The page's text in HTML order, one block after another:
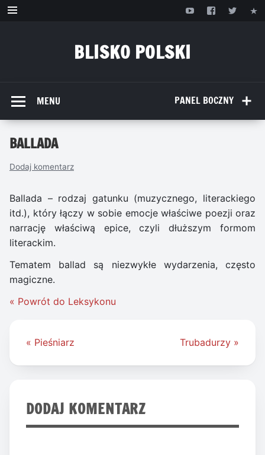
Przejdź
BLISKO POLSKI
PANEL BOCZNY
MENU
BALLADA
Dodaj komentarz
Ballada – rodzaj gatunku (muzycznego, literackiego
itd.), który łączy w sobie emocje właściwe poezji oraz
narrację właściwą epice, czyli dłuższym formom
literackim.
Tematem ballad są niezwykłe wydarzenia, często
magiczne.
« Powrót do Leksykonu
Nawigacja
« Pieśniarz Trubadurzy »
DODAJ KOMENTARZ